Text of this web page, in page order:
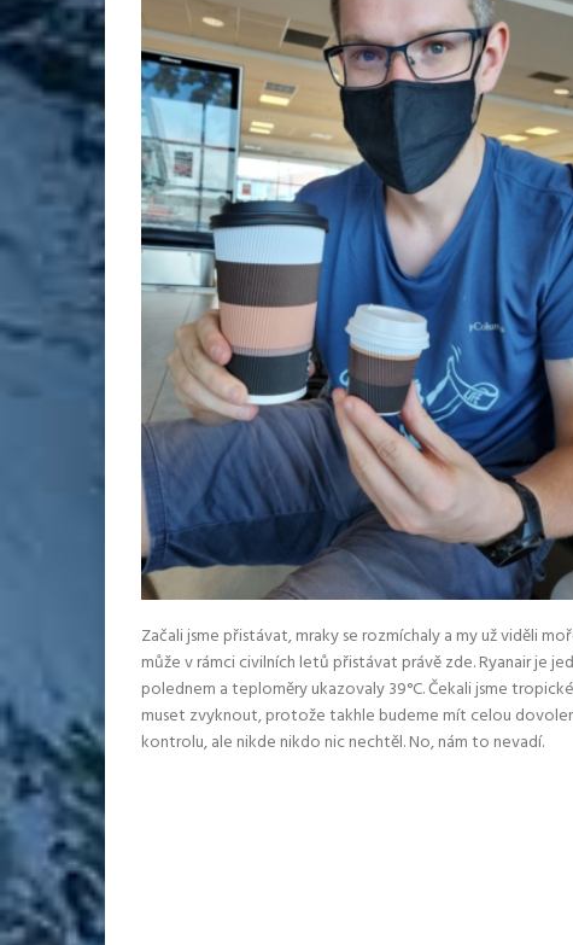
Začali jsme přistávat, mraky se rozmíchaly a my už viděli
může v rámci civilních letů přistávat právě zde. Ryanair je
polednem a teploměry ukazovaly 39°C. Čekali jsme
muset zvyknout, protože takhle budeme mít celou
kontrolu, ale nikde nikdo nic nechtěl. No, nám to nevadí.